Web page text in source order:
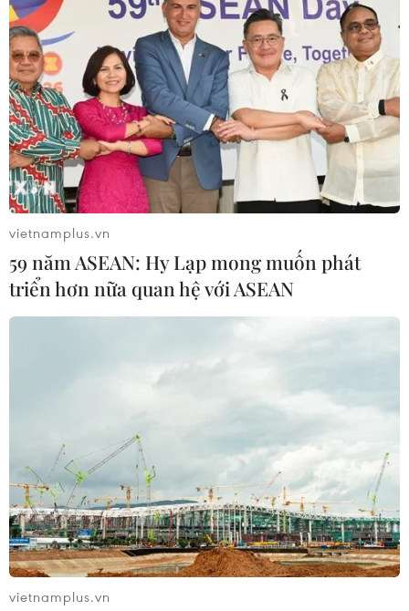
vietnamplus.vn
59 năm ASEAN: Hy Lạp mong muốn phát
triển hơn nữa quan hệ với ASEAN
vietnamplus.vn